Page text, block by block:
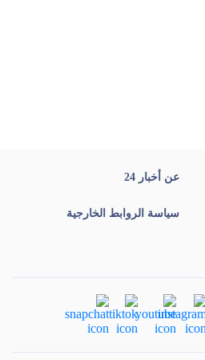
عن أخبار 24
سياسة الروابط الخارجية